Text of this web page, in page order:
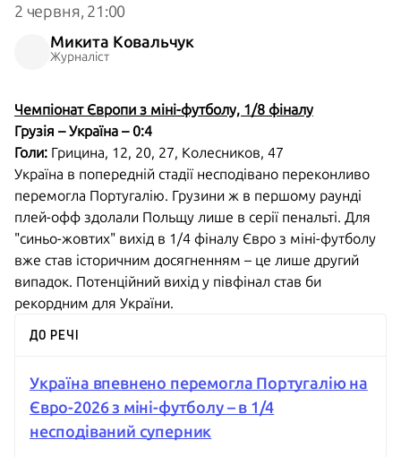
2 червня, 21:00
Микита Ковальчук
Журналіст
Чемпіонат Європи з міні-футболу, 1/8 фіналу
Грузія – Україна – 0:4
Голи: Грицина, 12, 20, 27, Колесников, 47
Україна в попередній стадії несподівано переконливо
перемогла Португалію. Грузини ж в першому раунді
плей-офф здолали Польщу лише в серії пенальті. Для
"синьо-жовтих" вихід в 1/4 фіналу Євро з міні-футболу
вже став історичним досягненням – це лише другий
випадок. Потенційний вихід у півфінал став би
рекордним для України.
ДО РЕЧІ
Україна впевнено перемогла Португалію на
Євро-2026 з міні-футболу – в 1/4
несподіваний суперник